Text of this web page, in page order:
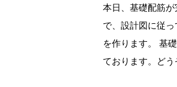
本日、基礎配筋
で、設計図に従
を作ります。 基
ております。どう